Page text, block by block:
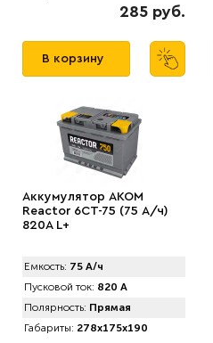
285 руб.
В корзину
Аккумулятор AКОМ
Reactor 6CT-75 (75 А/ч)
820A L+
Емкость: 75 А/ч
Пусковой ток: 820 А
Полярность: Прямая
Габариты: 278x175x190